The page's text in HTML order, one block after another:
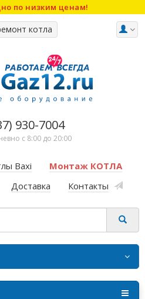
по низким ценам!
котла
930-7004
с 8:00 до 20:00
Baxi
Монтаж КОТЛА
Доставка Контакты